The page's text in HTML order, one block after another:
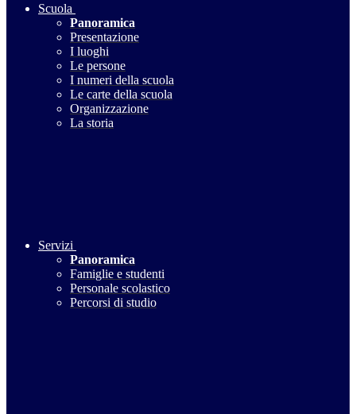
Scuola
Panoramica
Presentazione
I luoghi
Le persone
I numeri della scuola
Le carte della scuola
Organizzazione
La storia
Servizi
Panoramica
Famiglie e studenti
Personale scolastico
Percorsi di studio